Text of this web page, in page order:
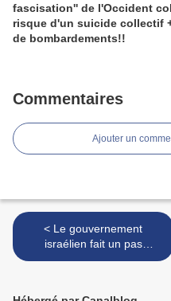
fascisation'' de l'Occident
risque d'un suicide collectif
de bombardements!!
Commentaires
Ajouter un
< Le gouvernement
israélien fait un pas
important vers une